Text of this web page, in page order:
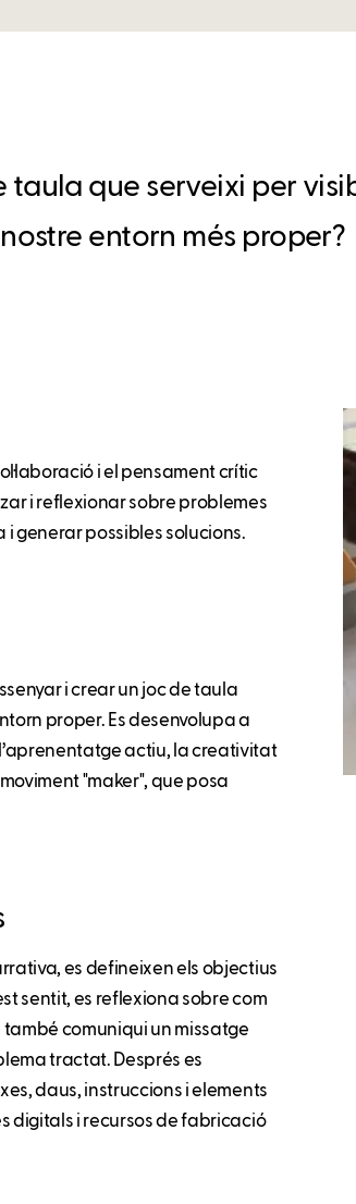
taula que serveixi per
entorn més proper?
i el pensament crític
i reflexionar sobre problemes
generar possibles solucions.
i crear un joc de taula
proper. Es desenvolupa a
l’aprenentatge actiu, la creativitat
"maker", que posa
es defineixen els objectius
sentit, es reflexiona sobre com
també comuniqui un missatge
tractat. Després es
daus, instruccions i elements
digitals i recursos de fabricació